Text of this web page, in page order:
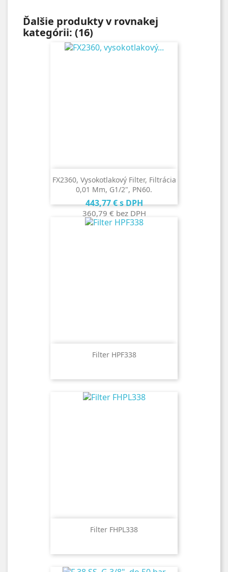
Ďalšie produkty v rovnakej
kategórii: (16)
FX2360, Vysokotlakový Filter, Filtrácia
0,01 Μm, G1/2", PN60.
Cena
443,77 €s DPH
360,79 € bez DPH
Filter HPF338
Filter FHPL338